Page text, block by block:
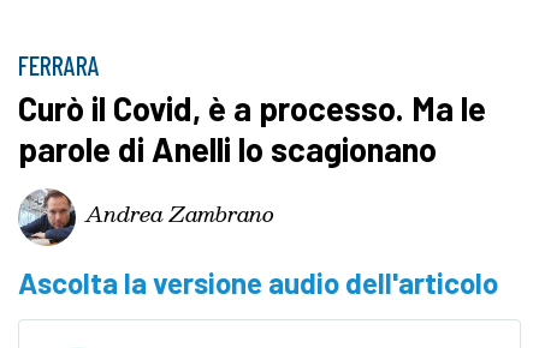
FERRARA
Curò il Covid, è a processo. Ma le
parole di Anelli lo scagionano
Andrea Zambrano
Ascolta la versione audio dell'articolo